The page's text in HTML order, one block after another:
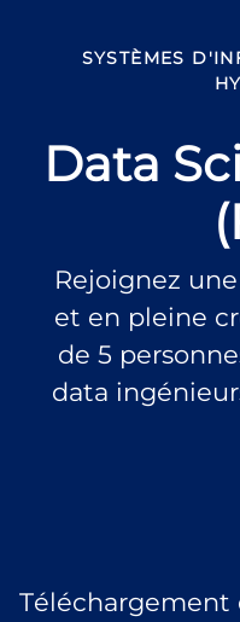
SYSTÈMES
Data
Rejoignez
et en pleine
de 5
data